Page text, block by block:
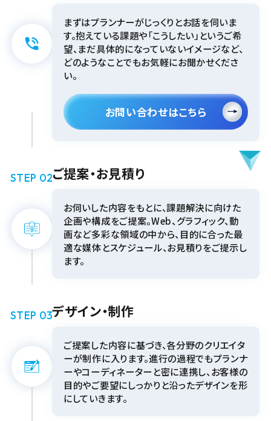
まずはプランナーがじっくりとお話を伺いま
す。抱えている課題や「こうしたい」というご希
望、まだ具体的になっていないイメージなど、
どのようなことでもお気軽にお聞かせくださ
い。
お問い合わせはこちら
STEP 02ご提案・お見積り
お伺いした内容をもとに、課題解決に向けた
企画や構成をご提案。Web、グラフィック、動
画など多彩な領域の中から、目的に合った最
適な媒体とスケジュール、お見積りをご提示し
ます。
STEP 03デザイン・制作
ご提案した内容に基づき、各分野のクリエイタ
ーが制作に入ります。進行の過程でもプランナ
ーやコーディネーターと密に連携し、お客様の
目的やご要望にしっかりと沿ったデザインを形
にしていきます。